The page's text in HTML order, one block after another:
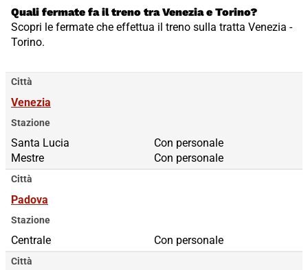
Quali fermate fa il treno tra Venezia e Torino?
Scopri le fermate che effettua il treno sulla tratta Venezia -
Torino.
Città
Venezia
Stazione
Santa Lucia
Mestre
Santa Lucia
Con personale
Mestre
Con personale
Città
Padova
Stazione
Centrale Con personale
Città